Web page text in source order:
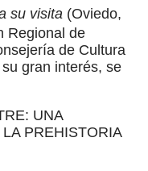
su visita (Oviedo,
Regional de
de Cultura
gran interés, se
UNA
PREHISTORIA